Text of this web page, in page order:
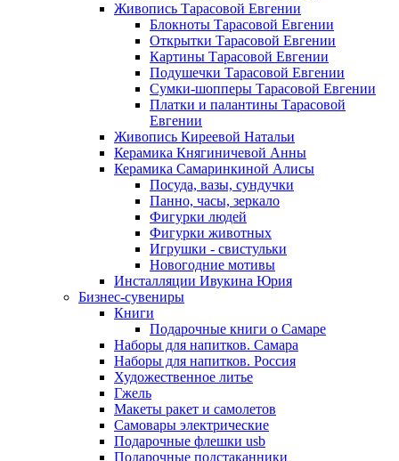
Живопись Тарасовой Евгении
Блокноты Тарасовой Евгении
Открытки Тарасовой Евгении
Картины Тарасовой Евгении
Подушечки Тарасовой Евгении
Сумки-шопперы Тарасовой Евгении
Платки и палантины Тарасовой
Евгении
Живопись Киреевой Натальи
Керамика Княгиничевой Анны
Керамика Самаринкиной Алисы
Посуда, вазы, сундучки
Панно, часы, зеркало
Фигурки людей
Фигурки животных
Игрушки - свистульки
Новогодние мотивы
Инсталляции Ивукина Юрия
Бизнес-сувениры
Книги
Подарочные книги о Самаре
Наборы для напитков. Самара
Наборы для напитков. Россия
Художественное литье
Гжель
Макеты ракет и самолетов
Самовары электрические
Подарочные флешки usb
Подарочные подстаканники